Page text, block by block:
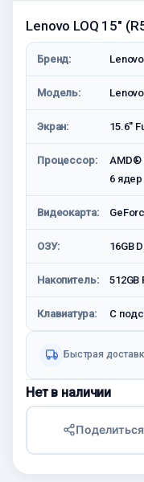
Lenovo LOQ 15"
Бренд: Lenovo
Модель:
Экран: 15.6''
Процессор:
AMD®
6 ядер
Видеокарта:
ОЗУ: 16GB
Накопитель: 512GB
Клавиатура: С
Быстрая
Нет в наличии
Поделиться